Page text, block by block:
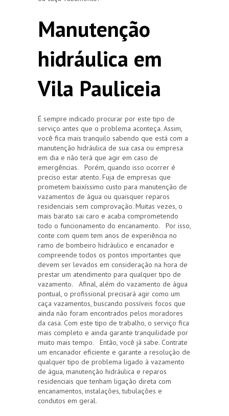
Manutenção
hidráulica em
Vila Pauliceia
É sempre indicado procurar por este tipo de
serviço antes que o problema aconteça. Assim,
você fica mais tranquilo sabendo que está com a
manutenção hidráulica de sua casa ou empresa
em dia e não terá que agir em caso de
emergências. Porém, quando isso ocorrer é
preciso estar atento. Fuja de empresas que
prometem baixíssimo custo para manutenção de
vazamentos de água ou quaisquer reparos
residenciais sem comprovação. Muitas vezes, o
mais barato sai caro e acaba comprometendo
todo o funcionamento do encanamento. Por isso,
conte com quem tem anos de experiência no
ramo de bombeiro hidráulico e encanador e
compreende todos os pontos importantes que
devem ser levados em consideração na hora de
prestar um atendimento para qualquer tipo de
vazamento. Afinal, além do vazamento de água
pontual, o profissional precisará agir como um
caça vazamentos, buscando possíveis focos que
ainda não foram encontrados pelos moradores
da casa. Com este tipo de trabalho, o serviço fica
mais completo e ainda garante tranquilidade por
muito mais tempo. Então, você já sabe. Contrate
um encanador eficiente e garante a resolução de
qualquer tipo de problema ligado à vazamento
de água, manutenção hidráulica e reparos
residenciais que tenham ligação direta com
encanamentos, instalações, tubulações e
condutos em geral.